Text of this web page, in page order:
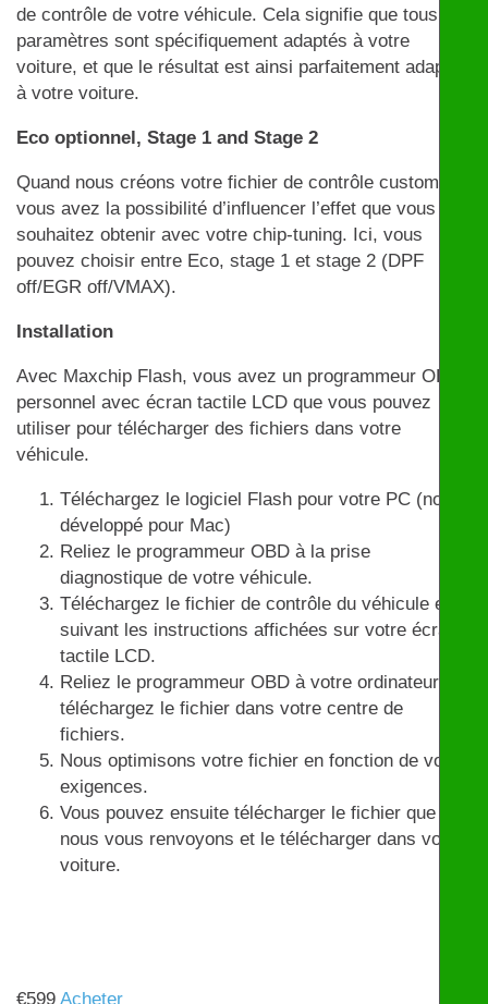
de contrôle de votre véhicule. Cela signifie que tous les
paramètres sont spécifiquement adaptés à votre
voiture, et que le résultat est ainsi parfaitement adapté
à votre voiture.
Eco optionnel, Stage 1 and Stage 2
Quand nous créons votre fichier de contrôle customisé,
vous avez la possibilité d’influencer l’effet que vous
souhaitez obtenir avec votre chip-tuning. Ici, vous
pouvez choisir entre Eco, stage 1 et stage 2 (DPF
off/EGR off/VMAX).
Installation
Avec Maxchip Flash, vous avez un programmeur OBD
personnel avec écran tactile LCD que vous pouvez
utiliser pour télécharger des fichiers dans votre
véhicule.
Téléchargez le logiciel Flash pour votre PC (non
développé pour Mac)
Reliez le programmeur OBD à la prise
diagnostique de votre véhicule.
Téléchargez le fichier de contrôle du véhicule en
suivant les instructions affichées sur votre écran
tactile LCD.
Reliez le programmeur OBD à votre ordinateur et
téléchargez le fichier dans votre centre de
fichiers.
Nous optimisons votre fichier en fonction de vos
exigences.
Vous pouvez ensuite télécharger le fichier que
nous vous renvoyons et le télécharger dans votre
voiture.
€599 Acheter